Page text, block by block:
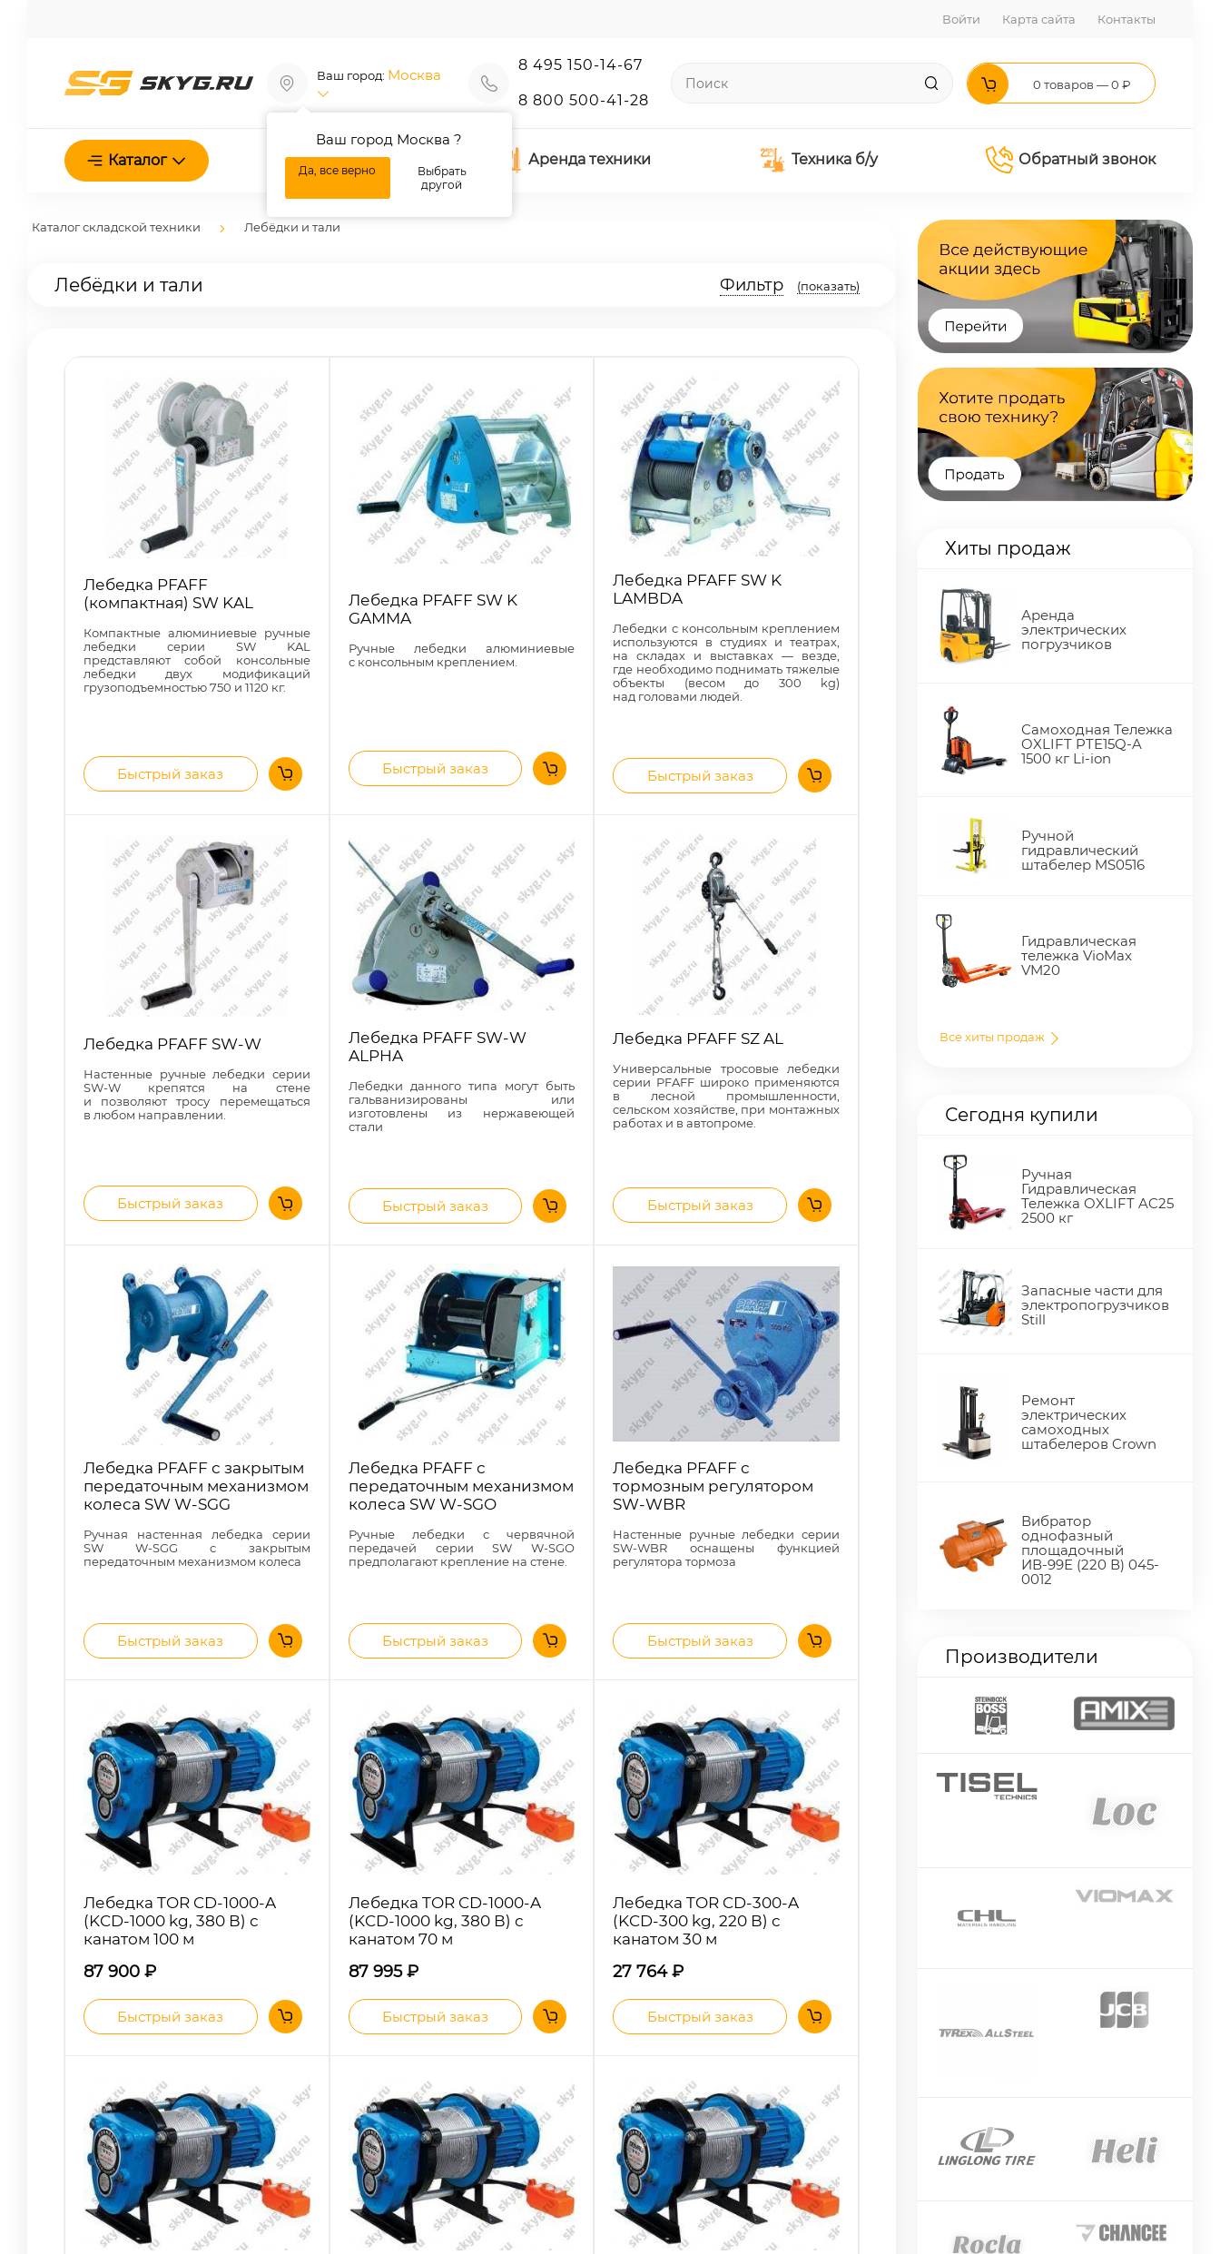
Войти Карта сайта Контакты
Ваш город: Москва
Ваш город Москва ?
Да, все верно
Выбрать
другой
8 495 150-14-67
8 800 500-41-28
0 товаров — 0 ₽
Каталог О нас Аренда техники Техника б/у Обратный звонок
Каталог складской техники Лебёдки и тали
Лебёдки и тали Фильтр (показать)
Лебедка PFAFF
(компактная) SW KAL
Компактные алюминиевые ручные
лебедки серии SW KAL
представляют собой консольные
лебедки двух модификаций
грузоподъемностью 750 и 1120 кг.
Быстрый заказ
Лебедка PFAFF SW K
GAMMA
Ручные лебедки алюминиевые
с консольным креплением.
Быстрый заказ
Лебедка PFAFF SW K
LAMBDA
Лебедки с консольным креплением
используются в студиях и театрах,
на складах и выставках — везде,
где необходимо поднимать тяжелые
объекты
(весом до 300 kg)
над головами людей.
Быстрый заказ
Лебедка PFAFF SW-W
Настенные ручные лебедки серии
SW-W крепятся на стене
и позволяют тросу перемещаться
в любом направлении.
Быстрый заказ
Лебедка PFAFF SW-W
ALPHA
Лебедки данного типа могут быть
гальванизированы или
изготовлены из нержавеющей
стали
Быстрый заказ
Лебедка PFAFF SZ AL
Универсальные тросовые лебедки
серии PFAFF широко применяются
в лесной промышленности,
сельском хозяйстве, при монтажных
работах и в автопроме.
Быстрый заказ
Лебедка PFAFF с закрытым
передаточным механизмом
колеса SW W-SGG
Ручная настенная лебедка серии
SW W-SGG с закрытым
передаточным механизмом колеса
Быстрый заказ
Лебедка PFAFF с
передаточным механизмом
колеса SW W-SGO
Ручные лебедки с червячной
передачей серии SW W-SGO
предполагают крепление на стене.
Быстрый заказ
Лебедка PFAFF с
тормозным регулятором
SW-WBR
Настенные ручные лебедки серии
SW-WBR оснащены функцией
регулятора тормоза
Быстрый заказ
Лебедка TOR CD-1000-A
(KCD-1000 kg, 380 В) с
канатом 100 м
87 900 ₽
Быстрый заказ
Лебедка TOR CD-1000-A
(KCD-1000 kg, 380 В) с
канатом 70 м
87 995₽
Быстрый заказ
Лебедка TOR CD-300-A
(KCD-300 kg, 220 В) с
канатом 30 м
27 764₽
Быстрый заказ
Хиты продаж
Аренда
электрических
погрузчиков
Самоходная Тележка
OXLIFT PTE15Q-A
1500 кг Li-ion
Ручной
гидравлический
штабелер MS0516
Гидравлическая
тележка VioMax
VM20
Все хиты продаж
Сегодня купили
Ручная
Гидравлическая
Тележка OXLIFT AC25
2500 кг
Запасные части для
электропогрузчиков
Still
Ремонт
электрических
самоходных
штабелеров Crown
Вибратор
однофазный
площадочный
ИВ-99Е (220 В) 045-
0012
Производители